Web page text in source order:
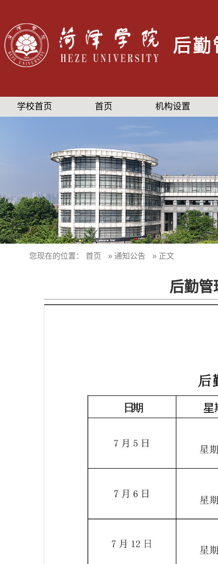
学校首页 首页 机构设置
您现在的位置： 首页 » 通知公告 » 正文
后勤管